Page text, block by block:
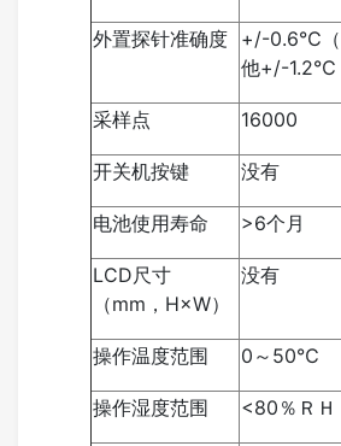
外置探针准确度 +/-0.6℃（
他+/-1.2℃
采样点 16000
开关机按键 没有
电池使用寿命 >6个月
LCD尺寸
（mm ， H×W）
没有
操作温度范围 0 ～ 50℃
操作湿度范围 <80 ％ＲＨ